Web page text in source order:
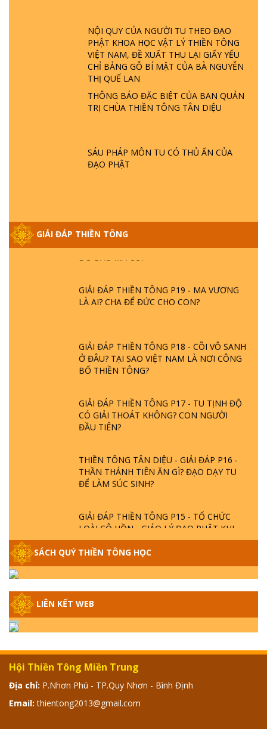
NỘI QUY CỦA NGƯỜI TU THEO ĐẠO
PHẬT KHOA HỌC VẬT LÝ THIỀN TÔNG
VIỆT NAM, ĐỀ XUẤT THU LẠI GIẤY YẾU
CHỈ BẢNG GỖ BÍ MẬT CỦA BÀ NGUYỄN
THỊ QUẾ LAN
THÔNG BÁO ĐẶC BIỆT CỦA BAN QUẢN
TRỊ CHÙA THIỀN TÔNG TÂN DIỆU
SÁU PHÁP MÔN TU CÓ THỦ ẤN CỦA
ĐẠO PHẬT
GIẢI ĐÁP THIỀN TÔNG
LÀ AI? QUỶ SA TĂNG? | TTTD
GIẢI ĐÁP THIỀN TÔNG ĐẶC BIỆT P22 - TẠI
SAO TRÁI ĐẤT NHIỀU THIÊN TAI - LŨ LỤT
- HỎA HOẠN | TTTD
GIẢI ĐÁP THIỀN TÔNG ĐẶC BIỆT P21 - TẠI
GIẢI ĐÁP VỀ LỄ TIỄN THIỀN TÔNG SƯ
GIẢI ĐÁP THIỀN TÔNG ĐẶC BIỆT PHẦN 20
- BÁC NGUYỄN NHÂN LÀ AI? PHIỀN NÃO
GIẢI ĐÁP THIỀN TÔNG P19 - MA VƯƠNG
LÀ AI? CHA ĐỂ ĐỨC CHO CON?
GIẢI ĐÁP THIỀN TÔNG P18 - CÕI VÔ SANH
Ở ĐÂU? TẠI SAO VIỆT NAM LÀ NƠI CÔNG
BỐ THIỀN TÔNG?
GIẢI ĐÁP THIỀN TÔNG P17 - TU TỊNH ĐỘ
CÓ GIẢI THOÁT KHÔNG? CON NGƯỜI
ĐẦU TIÊN?
THIỀN TÔNG TÂN DIỆU - GIẢI ĐÁP P16 -
THẦN THÁNH TIÊN ĂN GÌ? ĐẠO DẠY TU
ĐỂ LÀM SÚC SINH?
GIẢI ĐÁP THIỀN TÔNG P15 - TỔ CHỨC
LOÀI CÔ HỒN - GIÁO LÝ ĐẠO PHẬT KHI
GIẢI ĐÁP THIỀN TÔNG ĐẶC BIỆT - P14 -
NGUỒN GỐC ÂM LỊCH DƯƠNG LỊCH -
TẦNG BÌNH LƯU LỚN ĐẾN ĐÂU
KHÔNG? XÁ LỢI PHẬT THẬT - GIẢ | TTTD
GIẢI ĐÁP THIỀN TÔNG ĐẶC BIỆT - P12 -
SỰ THẬT VỀ ĐẠI HỒNG THỦY? TRỜI ĐÁNH
THÁNH ĐÂM THẦN VẶN HỌNG?
SÁCH QUÝ THIỀN TÔNG HỌC
LIÊN KẾT WEB
Hội Thiền Tông Miền Trung
Địa chỉ: P.Nhơn Phú - TP.Quy Nhơn - Bình Định
Email: thientong2013@gmail.com